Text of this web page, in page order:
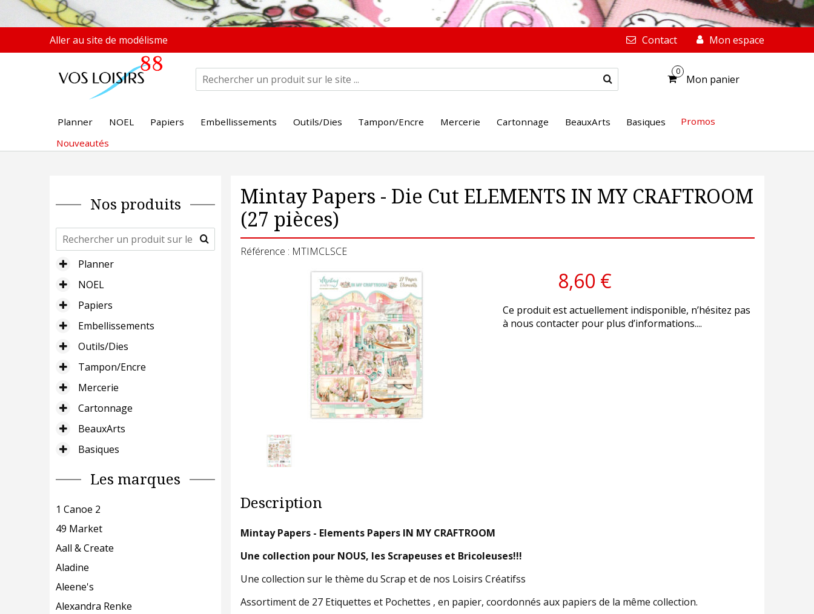
Aller au site de modélisme Contact Mon espace
0
Mon panier
Planner NOEL Papiers Embellissements Outils/Dies Tampon/Encre Mercerie Cartonnage BeauxArts Basiques
Promos
Nouveautés
Nos produits
Planner
NOEL
Papiers
Embellissements
Outils/Dies
Tampon/Encre
Mercerie
Cartonnage
BeauxArts
Basiques
Les marques
1 Canoe 2
49 Market
Aall & Create
Aladine
Aleene's
Alexandra Renke
Mintay Papers - Die Cut ELEMENTS IN MY CRAFTROOM
(27 pièces)
Référence : MTIMCLSCE
8,60 €
Ce produit est actuellement indisponible, n’hésitez pas
à nous contacter pour plus d’informations....
Description
Mintay Papers - Elements Papers IN MY CRAFTROOM
Une collection pour NOUS, les Scrapeuses et Bricoleuses!!!
Une collection sur le thème du Scrap et de nos Loisirs Créatifss
Assortiment de 27 Etiquettes et Pochettes , en papier, coordonnés aux papiers de la même collection.